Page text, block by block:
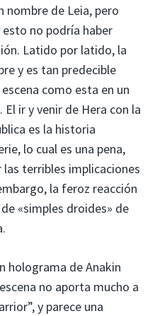
nombre de Leia, pero
no podría haber
Latido por latido, la
y es tan predecible
como esta en un
El ir y venir de Hera con la
es la historia
lo cual es una pena,
terribles implicaciones
la feroz reacción
«simples droides» de
holograma de Anakin
no aporta mucho a
y parece una